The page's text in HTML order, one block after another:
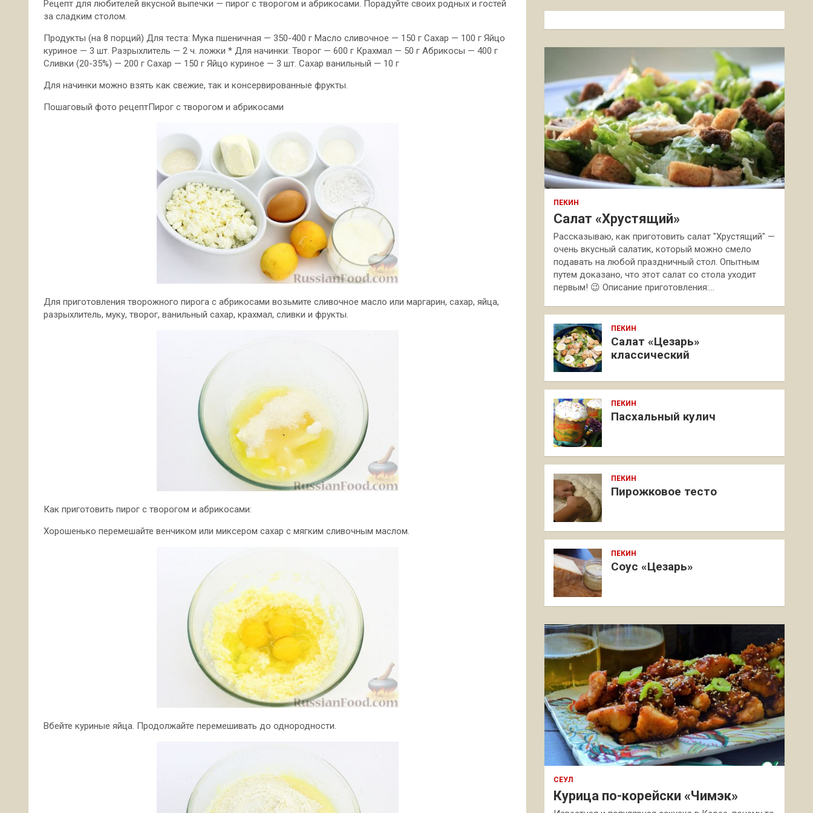
Рецепт для любителей вкусной выпечки — пирог с творогом и абрикосами. Порадуйте своих родных и гостей
за сладким столом.
Продукты (на 8 порций) Для теста: Мука пшеничная — 350-400 г Масло сливочное — 150 г Сахар — 100 г Яйцо
куриное — 3 шт. Разрыхлитель — 2 ч. ложки * Для начинки: Творог — 600 г Крахмал — 50 г Абрикосы — 400 г
Сливки (20-35%) — 200 г Сахар — 150 г Яйцо куриное — 3 шт. Сахар ванильный — 10 г
Для начинки можно взять как свежие, так и консервированные фрукты.
Пошаговый фото рецептПирог с творогом и абрикосами
Для приготовления творожного пирога с абрикосами возьмите сливочное масло или маргарин, сахар, яйца,
разрыхлитель, муку, творог, ванильный сахар, крахмал, сливки и фрукты.
Как приготовить пирог с творогом и абрикосами:
Хорошенько перемешайте венчиком или миксером сахар с мягким сливочным маслом.
Вбейте куриные яйца. Продолжайте перемешивать до однородности.
к
ПЕКИН
Салат «Хрустящий»
Рассказываю, как приготовить салат "Хрустящий" —
очень вкусный салатик, который можно смело
подавать на любой праздничный стол. Опытным
путем доказано, что этот салат со стола уходит
первым! 😉 Описание приготовления:…
ПЕКИН
Салат «Цезарь»
классический
ПЕКИН
Пасхальный кулич
ПЕКИН
Пирожковое тесто
ПЕКИН
Соус «Цезарь»
СЕУЛ
Курица по-корейски «Чимэк»